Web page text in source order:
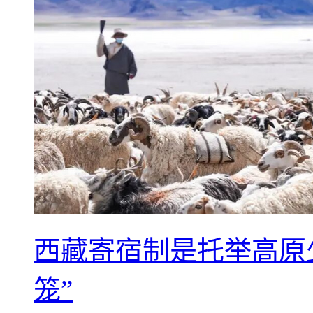
西藏寄宿制是托举高
笼”